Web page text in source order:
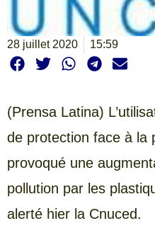
28 juillet 2020 15:59
(Prensa Latina)
de protection face à la
provoqué une
pollution par les
alerté hier la Cnuced.